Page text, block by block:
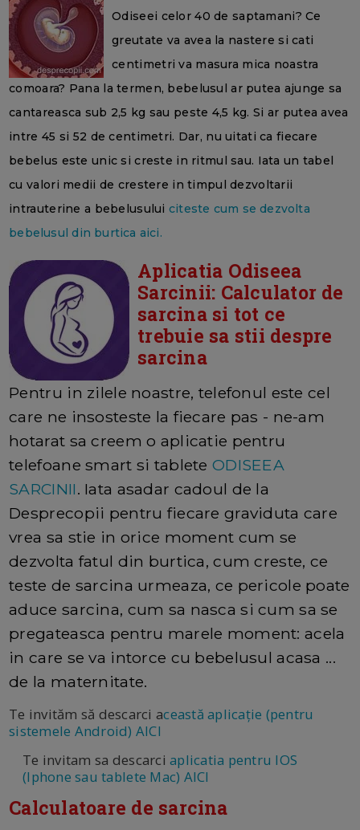
Odiseei celor 40 de saptamani? Ce
greutate va avea la nastere si cati
centimetri va masura mica noastra
comoara? Pana la termen, bebelusul ar putea ajunge sa
cantareasca sub 2,5 kg sau peste 4,5 kg. Si ar putea avea
intre 45 si 52 de centimetri. Dar, nu uitati ca fiecare
bebelus este unic si creste in ritmul sau. Iata un tabel
cu valori medii de crestere in timpul dezvoltarii
intrauterine a bebelusului citeste cum se dezvolta
bebelusul din burtica aici.
Aplicatia Odiseea
Sarcinii: Calculator de
sarcina si tot ce
trebuie sa stii despre
sarcina
Pentru in zilele noastre, telefonul este cel
care ne insosteste la fiecare pas - ne-am
hotarat sa creem o aplicatie pentru
telefoane smart si tablete ODISEEA
SARCINII. Iata asadar cadoul de la
Desprecopii pentru fiecare graviduta care
vrea sa stie in orice moment cum se
dezvolta fatul din burtica, cum creste, ce
teste de sarcina urmeaza, ce pericole poate
aduce sarcina, cum sa nasca si cum sa se
pregateasca pentru marele moment: acela
in care se va intorce cu bebelusul acasa ...
de la maternitate.
Te invităm să descarci această aplicație (pentru
sistemele Android) AICI
Te invitam sa descarciaplicatia pentru IOS
(Iphone sau tablete Mac) AICI
Calculatoare de sarcina